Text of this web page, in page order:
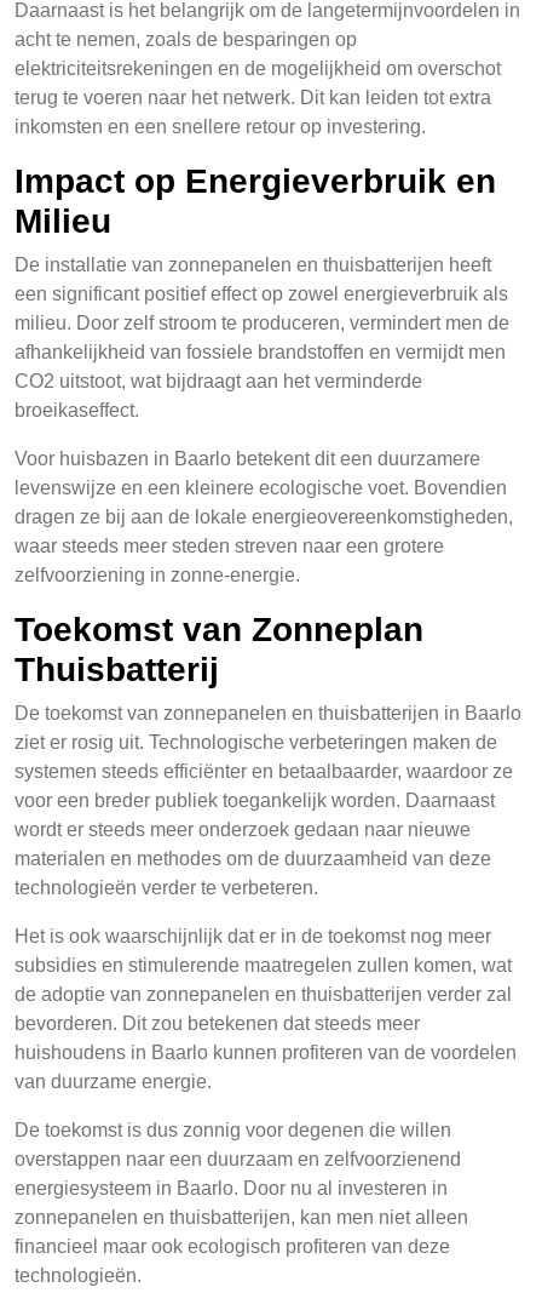
Daarnaast is het belangrijk om de langetermijnvoordelen in
acht te nemen, zoals de besparingen op
elektriciteitsrekeningen en de mogelijkheid om overschot
terug te voeren naar het netwerk. Dit kan leiden tot extra
inkomsten en een snellere retour op investering.
Impact op Energieverbruik en
Milieu
De installatie van zonnepanelen en thuisbatterijen heeft
een significant positief effect op zowel energieverbruik als
milieu. Door zelf stroom te produceren, vermindert men de
afhankelijkheid van fossiele brandstoffen en vermijdt men
CO2 uitstoot, wat bijdraagt aan het verminderde
broeikaseffect.
Voor huisbazen in Baarlo betekent dit een duurzamere
levenswijze en een kleinere ecologische voet. Bovendien
dragen ze bij aan de lokale energieovereenkomstigheden,
waar steeds meer steden streven naar een grotere
zelfvoorziening in zonne-energie.
Toekomst van Zonneplan
Thuisbatterij
De toekomst van zonnepanelen en thuisbatterijen in Baarlo
ziet er rosig uit. Technologische verbeteringen maken de
systemen steeds efficiënter en betaalbaarder, waardoor ze
voor een breder publiek toegankelijk worden. Daarnaast
wordt er steeds meer onderzoek gedaan naar nieuwe
materialen en methodes om de duurzaamheid van deze
technologieën verder te verbeteren.
Het is ook waarschijnlijk dat er in de toekomst nog meer
subsidies en stimulerende maatregelen zullen komen, wat
de adoptie van zonnepanelen en thuisbatterijen verder zal
bevorderen. Dit zou betekenen dat steeds meer
huishoudens in Baarlo kunnen profiteren van de voordelen
van duurzame energie.
De toekomst is dus zonnig voor degenen die willen
overstappen naar een duurzaam en zelfvoorzienend
energiesysteem in Baarlo. Door nu al investeren in
zonnepanelen en thuisbatterijen, kan men niet alleen
financieel maar ook ecologisch profiteren van deze
technologieën.